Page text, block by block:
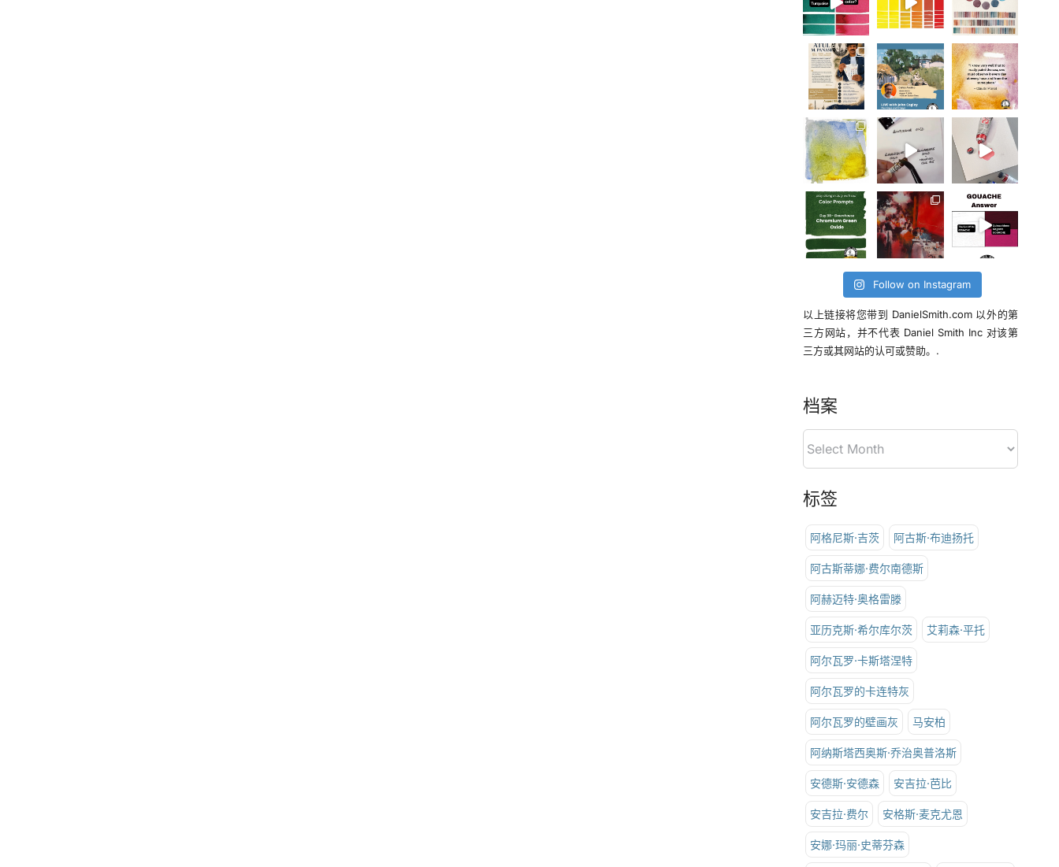
Follow on Instagram
以上链接将您带到 DanielSmith.com 以外的第
三方网站，并不代表 Daniel Smith Inc 对该第
三方或其网站的认可或赞助。.
档案
标签
阿格尼斯·吉茨 阿古斯·布迪扬托
阿古斯蒂娜·费尔南德斯
阿赫迈特·奥格雷滕
亚历克斯·希尔库尔茨 艾莉森·平托
阿尔瓦罗·卡斯塔涅特
阿尔瓦罗的卡连特灰
阿尔瓦罗的壁画灰 马安柏
阿纳斯塔西奥斯·乔治奥普洛斯
安德斯·安德森 安吉拉·芭比
安吉拉·费尔 安格斯·麦克尤恩
安娜·玛丽·史蒂芬森